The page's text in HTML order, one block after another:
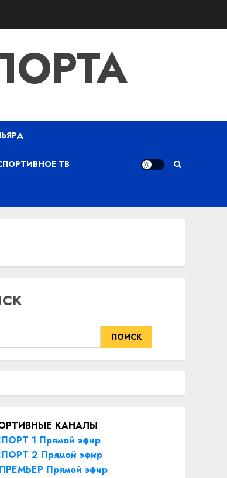
ТВ
ПОИСК
КАНАЛЫ
1 Прямой эфир
2 Прямой эфир
Прямой эфир